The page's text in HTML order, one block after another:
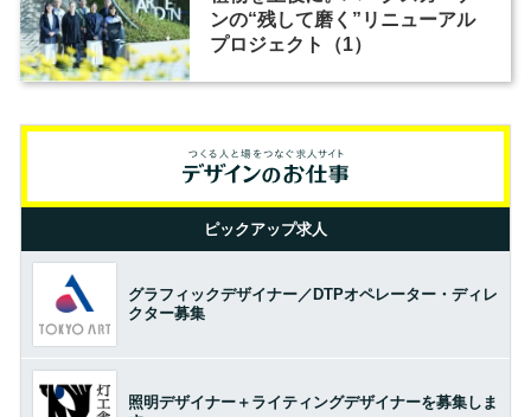
ンの“残して磨く”リニューアル
プロジェクト（1）
ピックアップ求人
グラフィックデザイナー／DTPオペレーター・ディレ
クター募集
照明デザイナー＋ライティングデザイナーを募集しま